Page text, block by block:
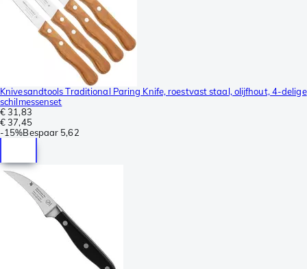
Knivesandtools Traditional Paring Knife, roestvast staal, olijfhout, 4-delige
schilmessenset
€ 31,83
€ 37,45
-15%Bespaar 5,62